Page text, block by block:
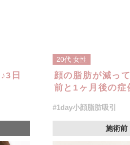
日
20代 女性
顔の脂肪が減っ
前と1ヶ月後の
#1day小顔脂肪吸引
施術前